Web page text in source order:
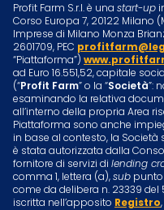
Profit Farm S.r.l. è una start-up
Corso Europa 7, 20122 Milano
Imprese di Milano Monza
2601709, PEC
“Piattaforma”)
ad Euro 16.551,52, capitale
(“Profit Farm” o la “Società”:
esaminando la relativa
all’interno della propria Area
Piattaforma sono anche
in base al contesto, la
è stata autorizzata dalla
fornitore di servizi di lending
comma 1, lettera (a),sub punto
come da delibera n. 23339
iscritta nell’apposito Registro